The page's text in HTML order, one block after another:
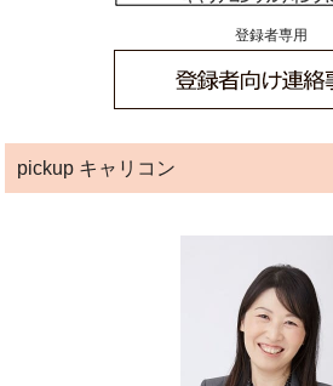
登録者専用
pickup キャリコン